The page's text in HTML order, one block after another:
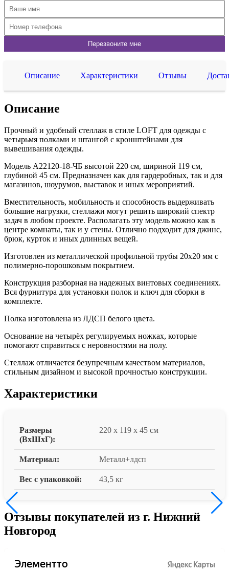
Описание Характеристики Отзывы
Описание
Прочный и удобный стеллаж в стиле LOFT для одежды с
четырьмя полками и штангой с кронштейнами для
вывешивания одежды.
Модель A22120-18-ЧБ высотой 220 см, шириной 119 см,
глубиной 45 см. Предназначен как для гардеробных, так и для
магазинов, шоурумов, выставок и иных мероприятий.
Вместительность, мобильность и способность выдерживать
большие нагрузки, стеллажи могут решить широкий спектр
задач в любом проекте. Располагать эту модель можно как в
центре комнаты, так и у стены. Отлично подходит для джинс,
брюк, курток и иных длинных вещей.
Изготовлен из металлической профильной трубы 20х20 мм с
полимерно-порошковым покрытием.
Конструкция разборная на надежных винтовых соединениях.
Вся фурнитура для установки полок и ключ для сборки в
комплекте.
Полка изготовлена из ЛДСП белого цвета.
Основание на четырёх регулируемых ножках, которые
помогают справиться с неровностями на полу.
Стеллаж отличается безупречным качеством материалов,
стильным дизайном и высокой прочностью конструкции.
Характеристики
Размеры
(ВxШxГ):
220 x 119 x 45 см
Материал: Металл+лдсп
Вес с упаковкой: 43,5 кг
Отзывы покупателей из г. Нижний
Новгород